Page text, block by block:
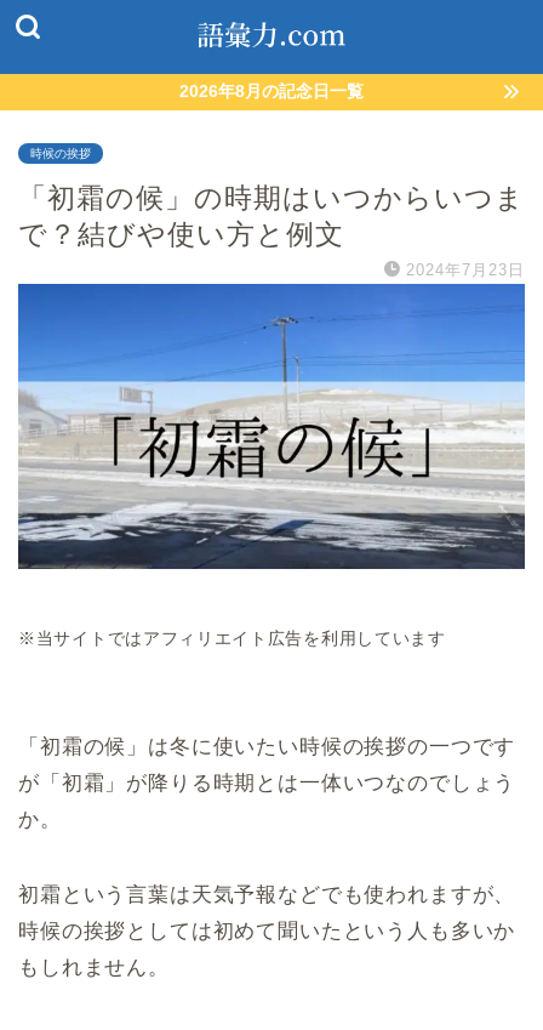
2026年8月の記念日一覧
時候の挨拶
「初霜の候」の時期はいつからいつま
で？結びや使い方と例文
2024年7月23日
※当サイトではアフィリエイト広告を利用しています
「初霜の候」は冬に使いたい時候の挨拶の一つです
が「初霜」が降りる時期とは一体いつなのでしょう
か。
初霜という言葉は天気予報などでも使われますが、
時候の挨拶としては初めて聞いたという人も多いか
もしれません。